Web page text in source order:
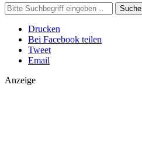
Suche
Drucken
Bei Facebook teilen
Tweet
Email
Anzeige